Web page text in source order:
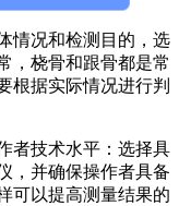
情况和检测目的，选
，桡骨和跟骨都是常
根据实际情况进行判
者技术水平：选择具
，并确保操作者具备
可以提高测量结果的